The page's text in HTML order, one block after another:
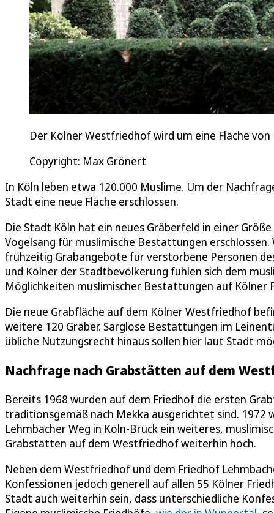
Der Kölner Westfriedhof wird um eine Fläche
Copyright: Max Grönert
In Köln leben etwa 120.000 Muslime. Um der
Stadt eine neue Fläche erschlossen.
Die Stadt Köln hat ein neues Gräberfeld in einer
Vogelsang für muslimische Bestattungen
frühzeitig Grabangebote für verstorbene Personen
und Kölner der Stadtbevölkerung fühlen sich dem
Möglichkeiten muslimischer Bestattungen auf Kölner
Die neue Grabfläche auf dem Kölner Westfriedhof
weitere 120 Gräber. Sarglose Bestattungen im
übliche Nutzungsrecht hinaus sollen hier laut Stadt
Nachfrage nach Grabstätten auf dem
Bereits 1968 wurden auf dem Friedhof die ersten
traditionsgemäß nach Mekka ausgerichtet sind. 1972
Lehmbacher Weg in Köln-Brück ein weiteres,
Grabstätten auf dem Westfriedhof weiterhin hoch.
Neben dem Westfriedhof und dem Friedhof
Konfessionen jedoch generell auf allen 55 Kölner
Stadt auch weiterhin sein, dass unterschiedliche